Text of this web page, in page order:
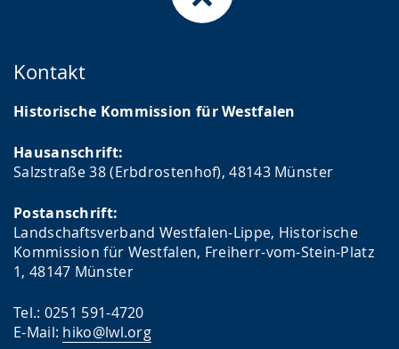
Kontakt
Historische Kommission für Westfalen
Hausanschrift:
Salzstraße 38 (Erbdrostenhof), 48143 Münster
Postanschrift:
Landschaftsverband Westfalen-Lippe, Historische
Kommission für Westfalen, Freiherr-vom-Stein-Platz
1, 48147 Münster
Tel.: 0251 591-4720
E-Mail: hiko@lwl.org